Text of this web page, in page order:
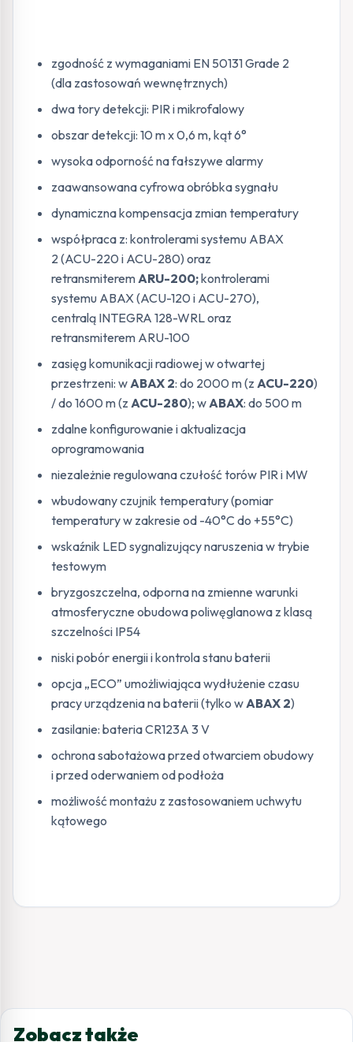
zgodność z wymaganiami EN 50131 Grade 2
(dla zastosowań wewnętrznych)
dwa tory detekcji: PIR i mikrofalowy
obszar detekcji: 10 m x 0,6 m, kąt 6°
wysoka odporność na fałszywe alarmy
zaawansowana cyfrowa obróbka sygnału
dynamiczna kompensacja zmian temperatury
współpraca z: kontrolerami systemu ABAX
2 (ACU-220 i ACU-280) oraz
retransmiteremARU-200;kontrolerami
systemu ABAX (ACU-120 i ACU-270),
centralą INTEGRA 128-WRL oraz
retransmiterem ARU-100
zasięg komunikacji radiowej w otwartej
przestrzeni: wABAX 2: do 2000 m (z ACU-220)
/ do 1600 m (z ACU-280); wABAX: do 500 m
zdalne konfigurowanie i aktualizacja
oprogramowania
niezależnie regulowana czułość torów PIR i MW
wbudowany czujnik temperatury (pomiar
temperatury w zakresie od -40°C do +55°C)
wskaźnik LED sygnalizujący naruszenia w trybie
testowym
bryzgoszczelna, odporna na zmienne warunki
atmosferyczne obudowa poliwęglanowa z klasą
szczelności IP54
niski pobór energii i kontrola stanu baterii
opcja „ECO” umożliwiająca wydłużenie czasu
pracy urządzenia na baterii (tylko wABAX 2)
zasilanie: bateria CR123A 3 V
ochrona sabotażowa przed otwarciem obudowy
i przed oderwaniem od podłoża
możliwość montażu z zastosowaniem uchwytu
kątowego
Zobacz także